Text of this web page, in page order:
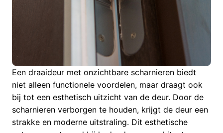
Een draaideur met onzichtbare scharnieren biedt
niet alleen functionele voordelen, maar draagt ook
bij tot een esthetisch uitzicht van de deur. Door de
scharnieren verborgen te houden, krijgt de deur een
strakke en moderne uitstraling. Dit esthetische